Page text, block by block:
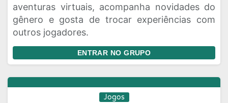
aventuras virtuais, acompanha novidades do
gênero e gosta de trocar experiências com
outros jogadores.
ENTRAR NO GRUPO
Jogos